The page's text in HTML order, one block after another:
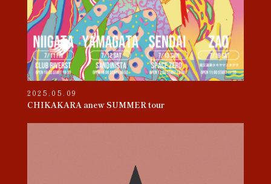
2025.05.09
CHIKAKARA anew SUMMER tour